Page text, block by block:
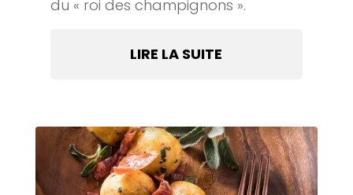
du « roi des champignons ».
LIRE LA SUITE